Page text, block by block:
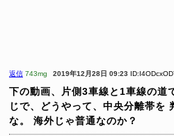
返信 743mg 2019年12月28日 09:23
下の動画、片側3車線と1車線の道
じで、どうやって、中央分離帯を
な。
海外じゃ普通なのか？